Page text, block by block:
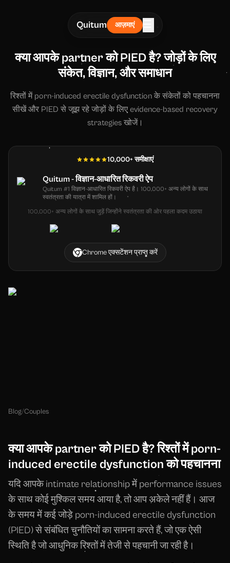
Quitum आज़माएं ☰
क्या आपके partner को PIED है? जोड़ों के लिए
संकेत, विज्ञान, और समाधान
रिश्तों में porn-induced erectile dysfunction के संकेतों को पहचानना
सीखें और PIED से जूझ रहे जोड़ों के लिए evidence-based recovery
strategies खोजें।
10,000+ समीक्षाएं
Quitum - विज्ञान-आधारित रिकवरी ऐप
Quitum #1 विज्ञान-आधारित रिकवरी ऐप है। 100,000+ अन्य लोगों के साथ
स्वतंत्रता की यात्रा में शामिल हों।
100,000+ अन्य लोगों के साथ जुड़ें जिन्होंने स्वतंत्रता की ओर पहला कदम उठाया
Chrome एक्सटेंशन प्राप्त करें
Blog/Couples
क्या आपके partner को PIED है? रिश्तों में porn-
induced erectile dysfunction को पहचानना
यदि आपके intimate relationship में performance issues
के साथ कोई मुश्किल समय आया है, तो आप अकेले नहीं हैं। आज
के समय में कई जोड़े porn-induced erectile dysfunction
(PIED) से संबंधित चुनौतियों का सामना करते हैं, जो एक ऐसी
स्थिति है जो आधुनिक रिश्तों में तेजी से पहचानी जा रही है।